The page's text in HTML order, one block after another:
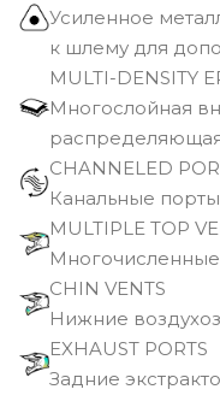
Усиленное
к шлему для
MULTI-DENSITY
Многослойная
CHANNELED
Канальные
MULTIPLE TOP
CHIN VENTS
Нижние
EXHAUST PORTS
Задние